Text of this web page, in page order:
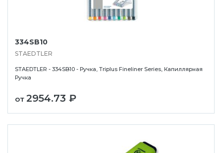
334SB10
STAEDTLER
STAEDTLER - 334SB10 - Ручка, Triplus Fineliner Series, Капиллярная
Ручка
от 2954.73 ₽